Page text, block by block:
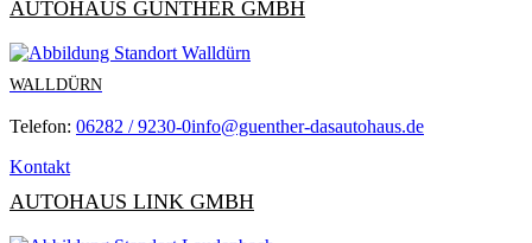
AUTOHAUS GÜNTHER GMBH
WALLDÜRN
Telefon: 06282 / 9230-0info@guenther-dasautohaus.de
Kontakt
AUTOHAUS LINK GMBH